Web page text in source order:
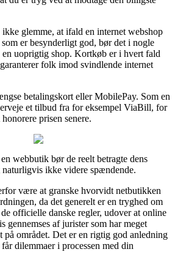
glemme, at ifald en internet webshop
er besynderligt god, bør det i nogle
uoprigtig shop. Kortkøb er i hvert fald
folk imod svindlende internet
betalingskort eller MobilePay. Som en
et tilbud fra for eksempel ViaBill, for
prisen senere.
webbutik bør de reelt betragte dens
naturligvis ikke videre spændende.
være at granske hvorvidt netbutikken
da det generelt er en tryghed om
officielle danske regler, udover at online
gennemses af jurister som har meget
på området. Det er en rigtig god anledning
dilemmaer i processen med din